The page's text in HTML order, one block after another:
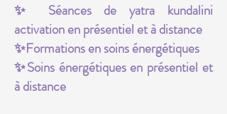
✨ Séances de yatra kundalini
activation en présentiel et à distance
✨Formations en soins énergétiques
✨Soins énergétiques en présentiel et
à distance